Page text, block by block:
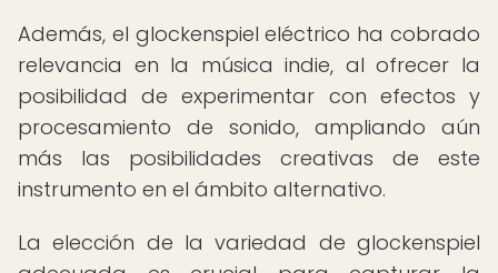
Además, el glockenspiel eléctrico ha cobrado
relevancia en la música indie, al ofrecer la
posibilidad de experimentar con efectos y
procesamiento de sonido, ampliando aún
más las posibilidades creativas de este
instrumento en el ámbito alternativo.
La elección de la variedad de glockenspiel